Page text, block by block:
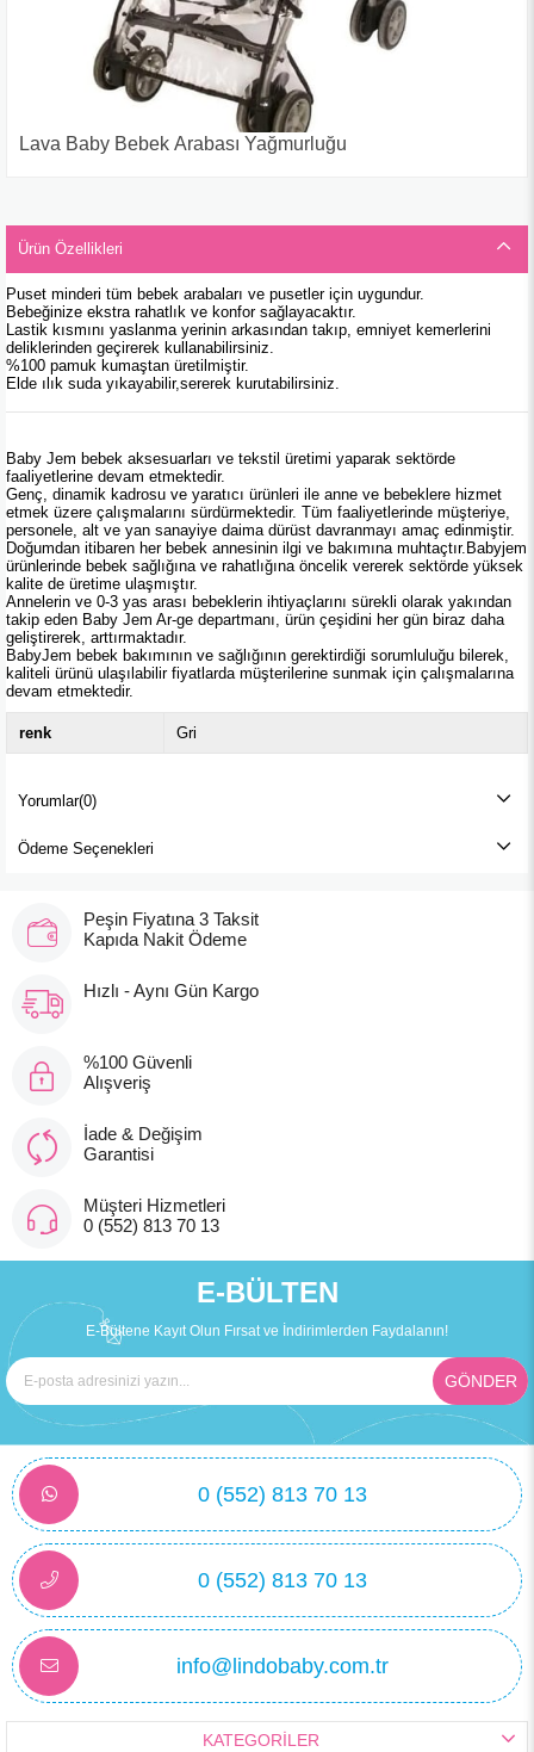
Lava Baby Bebek Arabası Yağmurluğu
Babyjem Puset Kancası
Babyjem Ana Kucağı Örtüsü Bürümcük Somon
₺612,70
Ürün Özellikleri
Puset minderi tüm bebek arabaları ve pusetler için uygundur.
Bebeğinize ekstra rahatlık ve konfor sağlayacaktır.
Lastik kısmını yaslanma yerinin arkasından takıp, emniyet kemerlerini
deliklerinden geçirerek kullanabilirsiniz.
%100 pamuk kumaştan üretilmiştir.
Elde ılık suda yıkayabilir,sererek kurutabilirsiniz.
Baby Jem bebek aksesuarları ve tekstil üretimi yaparak sektörde
faaliyetlerine devam etmektedir.
Genç, dinamik kadrosu ve yaratıcı ürünleri ile anne ve bebeklere hizmet
etmek üzere çalışmalarını sürdürmektedir. Tüm faaliyetlerinde müşteriye,
personele, alt ve yan sanayiye daima dürüst davranmayı amaç edinmiştir.
Doğumdan itibaren her bebek annesinin ilgi ve bakımına muhtaçtır.Babyjem
ürünlerinde bebek sağlığına ve rahatlığına öncelik vererek sektörde yüksek
kalite de üretime ulaşmıştır.
Annelerin ve 0-3 yas arası bebeklerin ihtiyaçlarını sürekli olarak yakından
takip eden Baby Jem Ar-ge departmanı, ürün çeşidini her gün biraz daha
geliştirerek, arttırmaktadır.
BabyJem bebek bakımının ve sağlığının gerektirdiği sorumluluğu bilerek,
kaliteli ürünü ulaşılabilir fiyatlarda müşterilerine sunmak için çalışmalarına
devam etmektedir.
renk Gri
Yorumlar(0)
Ödeme Seçenekleri
Peşin Fiyatına 3 Taksit
Kapıda Nakit Ödeme
Hızlı - Aynı Gün Kargo
%100 Güvenli
Alışveriş
İade & Değişim
Garantisi
Müşteri Hizmetleri
0 (552) 813 70 13
E-BÜLTEN
E-Bültene Kayıt Olun Fırsat ve İndirimlerden Faydalanın!
GÖNDER
0 (552) 813 70 13
0 (552) 813 70 13
info@lindobaby.com.tr
KATEGORİLER